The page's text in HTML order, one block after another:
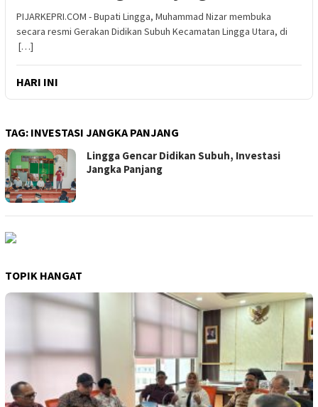
PIJARKEPRI.COM - Bupati Lingga, Muhammad Nizar membuka
secara resmi Gerakan Didikan Subuh Kecamatan Lingga Utara, di
[…]
HARI INI
TAG: INVESTASI JANGKA PANJANG
Lingga Gencar Didikan Subuh, Investasi
Jangka Panjang
TOPIK HANGAT